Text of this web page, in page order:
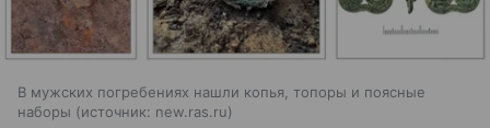
В мужских погребениях нашли копья, топоры и поясные
наборы
источник: new.ras.ru